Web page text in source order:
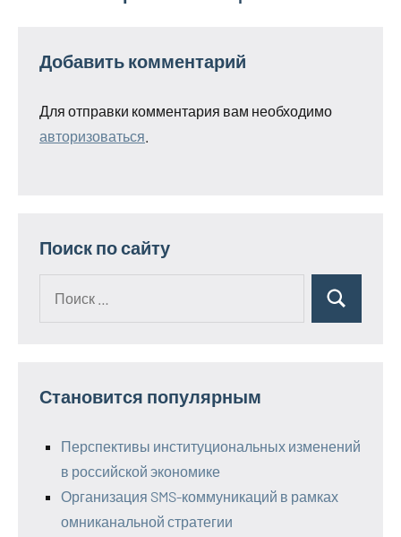
Добавить комментарий
Для отправки комментария вам необходимо
авторизоваться
Поиск по сайту
Поиск
Становится популярным
Перспективы институциональных изменений
в российской экономике
Организация SMS-коммуникаций в рамках
омниканальной стратегии